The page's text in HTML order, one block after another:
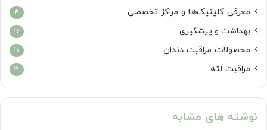
معرفی کلینیک‌ها و مراکز تخصصی 4
بهداشت و پیشگیری 16
محصولات مراقبت دندان 10
مراقبت لثه 3
نوشته های مشابه